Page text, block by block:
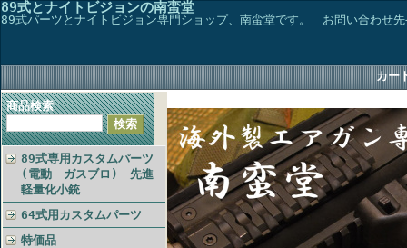
89式とナイトビジョンの南蛮堂
89式パーツとナイトビジョン専門ショップ、南蛮堂です。 お問い合
カー
商品検索
89式専用カスタムパーツ
(電動 ガスブロ) 先進
軽量化小銃
64式用カスタムパーツ
特価品